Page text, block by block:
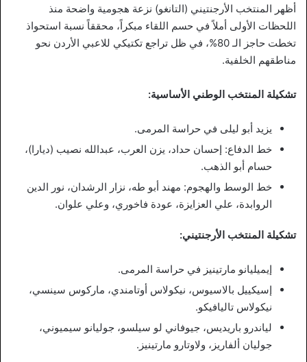
أظهر المنتخب الأرجنتيني (التانغو) نزعة هجومية واضحة منذ
اللحظات الأولى أملاً في حسم اللقاء مبكراً، محققاً نسبة استحواذ
تخطت حاجز الـ 80%، في ظل تراجع تكتيكي للاعبي الأردن نحو
مناطقهم الخلفية.
تشكيلة المنتخب الوطني الأساسية:
يزيد أبو ليلى في حراسة المرمى.
خط الدفاع: إحسان حداد، يزن العرب، عبدالله نصيب (ديارا)،
حسام أبو الذهب.
خط الوسط والهجوم: مهند أبو طه، نزار الرشدان، نور الدين
الروابدة، علي العزايزة، عودة فاخوري، وعلي علوان.
تشكيلة المنتخب الأرجنتيني:
إيميليانو مارتينيز في حراسة المرمى.
إسيكييل بالاسيوس، نيكولاس أوتامندي، ماركوس سينسي،
نيكولاس تاليافيكو.
لياندرو باريديس، جيوفاني لو سيلسو، جوليانو سيميوني،
جوليان ألفاريز، ولاوتارو مارتينيز.